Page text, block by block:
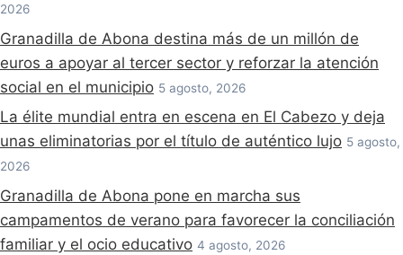
2026
Granadilla de Abona destina más de un millón de
euros a apoyar al tercer sector y reforzar la atención
social en el municipio 5 agosto, 2026
La élite mundial entra en escena en El Cabezo y deja
unas eliminatorias por el título de auténtico lujo 5 agosto,
2026
Granadilla de Abona pone en marcha sus
campamentos de verano para favorecer la conciliación
familiar y el ocio educativo 4 agosto, 2026